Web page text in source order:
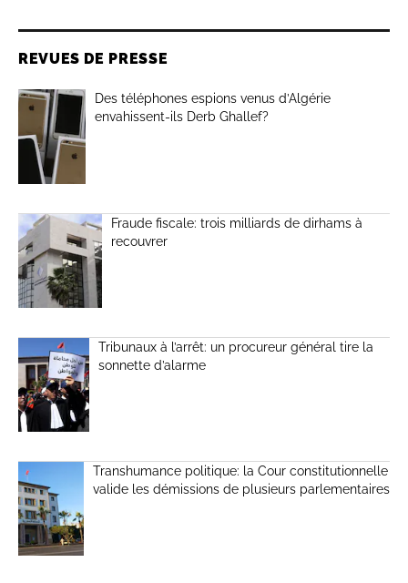
REVUES DE PRESSE
Des téléphones espions venus d’Algérie
envahissent-ils Derb Ghallef?
Fraude fiscale: trois milliards de dirhams à
recouvrer
Tribunaux à l’arrêt: un procureur général tire la
sonnette d’alarme
Transhumance politique: la Cour constitutionnelle
valide les démissions de plusieurs parlementaires